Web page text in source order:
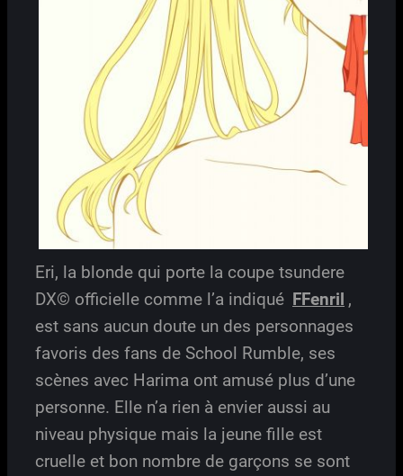
Eri, la blonde qui porte la coupe tsundere
DX© officielle comme l’a indiqué FFenril ,
est sans aucun doute un des personnages
favoris des fans de School Rumble, ses
scènes avec Harima ont amusé plus d’une
personne. Elle n’a rien à envier aussi au
niveau physique mais la jeune fille est
cruelle et bon nombre de garçons se sont